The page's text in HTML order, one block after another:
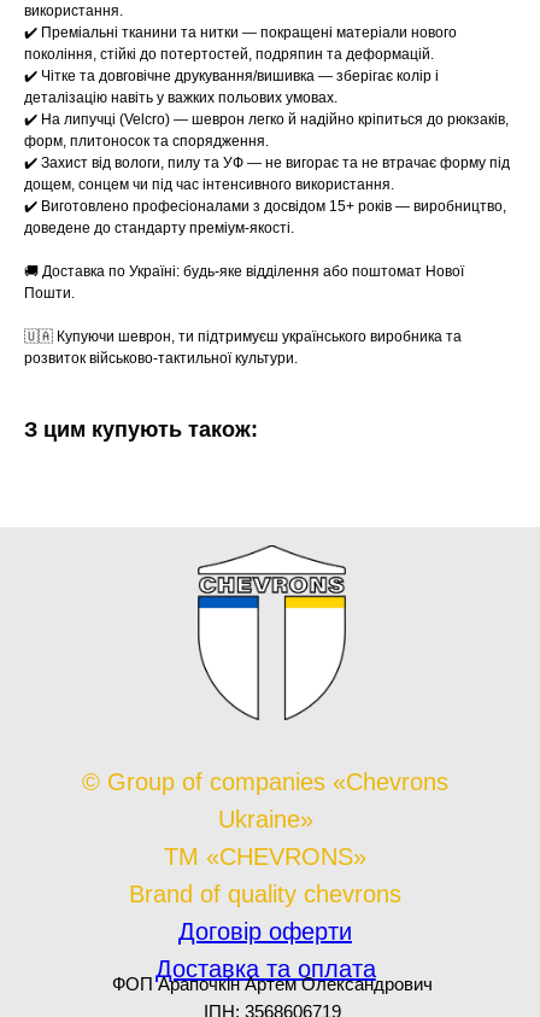
використання.
✔️ Преміальні тканини та нитки — покращені матеріали нового
покоління, стійкі до потертостей, подряпин та деформацій.
✔️ Чітке та довговічне друкування/вишивка — зберігає колір і
деталізацію навіть у важких польових умовах.
✔️ На липучці (Velcro) — шеврон легко й надійно кріпиться до рюкзаків,
форм, плитоносок та спорядження.
✔️ Захист від вологи, пилу та УФ — не вигорає та не втрачає форму під
дощем, сонцем чи під час інтенсивного використання.
✔️ Виготовлено професіоналами з досвідом 15+ років — виробництво,
доведене до стандарту преміум-якості.
🚚 Доставка по Україні: будь-яке відділення або поштомат Нової
Пошти.
🇺🇦 Купуючи шеврон, ти підтримуєш українського виробника та
розвиток військово-тактильної культури.
З цим купують також:
© Group of companies «Chevrons
Ukraine»
TM «CHEVRONS»
Brand of quality chevrons
Договір оферти
Доставка та оплата
ФОП Арапочкін Артем Олександрович
ІПН: 3568606719